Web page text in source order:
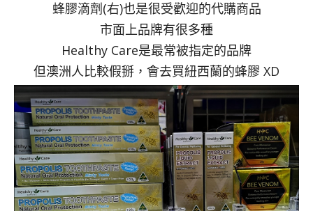
蜂膠滴劑(右)也是很受歡迎的代購商品
市面上品牌有很多種
Healthy Care是最常被指定的品牌
但澳洲人比較假掰，會去買紐西蘭的蜂膠 XD